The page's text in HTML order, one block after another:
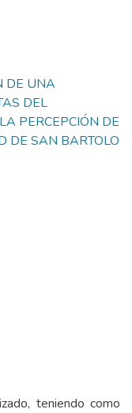
DE UNA
DEL
PERCEPCIÓN DE
DE SAN BARTOLO
teniendo como